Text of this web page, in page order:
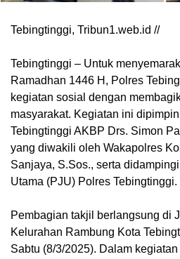
Tebingtinggi, Tribun1.web.id //
Tebingtinggi – Untuk
Ramadhan 1446 H, Polres
kegiatan sosial dengan
masyarakat. Kegiatan ini
Tebingtinggi AKBP Drs. Simon
yang diwakili oleh Wakapolres
Sanjaya, S.Sos., serta
Utama (PJU) Polres Tebingtinggi.
Pembagian takjil berlangsung di
Kelurahan Rambung Kota
Sabtu (8/3/2025). Dalam